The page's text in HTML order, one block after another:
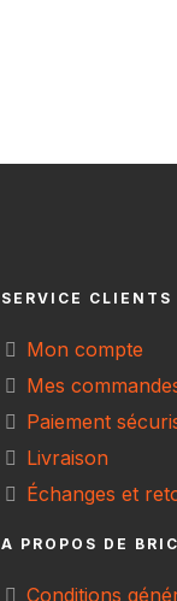
SERVICE CLIENTS
Mon compte
Mes
Paiement
Livraison
Échanges et
A PROPOS DE
Conditions